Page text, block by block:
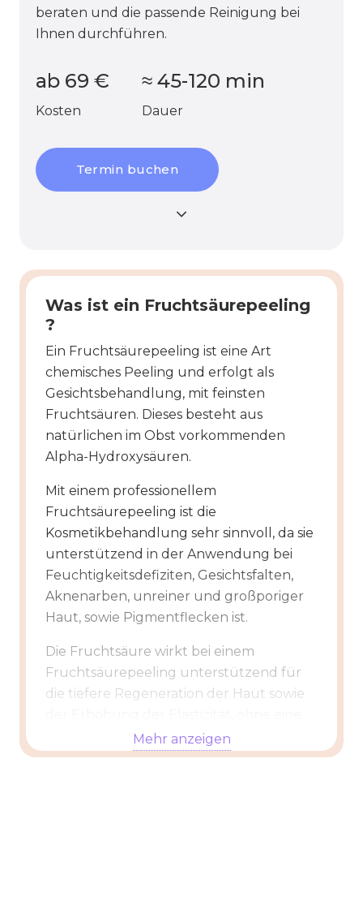
beraten und die passende Reinigung bei
Ihnen durchführen.
ab 69 €
Kosten
≈ 45-120 min
Dauer
Termin buchen
Was ist ein Fruchtsäurepeeling
?
Ein Fruchtsäurepeeling ist eine Art
chemisches Peeling und erfolgt als
Gesichtsbehandlung, mit feinsten
Fruchtsäuren. Dieses besteht aus
natürlichen im Obst vorkommenden
Alpha-Hydroxysäuren.
Mit einem professionellem
Fruchtsäurepeeling ist die
Kosmetikbehandlung sehr sinnvoll, da sie
unterstützend in der Anwendung bei
Feuchtigkeitsdefiziten, Gesichtsfalten,
Aknenarben, unreiner und großporiger
Haut, sowie Pigmentflecken ist.
Die Fruchtsäure wirkt bei einem
Fruchtsäurepeeling unterstützend für
die tiefere Regeneration der Haut sowie
Beeinträchtigung unserer neuen Zellen.
Diese Fruchtsäurepeeling Behandlung
Mehr anzeigen